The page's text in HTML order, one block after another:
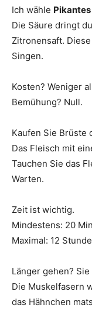
Ich wähle
Die Säure dringt
Zitronensaft.
Singen.
Kosten? Weniger
Bemühung? Null.
Kaufen Sie Brüste
Das Fleisch mit
Tauchen Sie das
Warten.
Zeit ist wichtig.
Mindestens: 20
Maximal: 12
Länger gehen?
Die Muskelfasern
das Hähnchen